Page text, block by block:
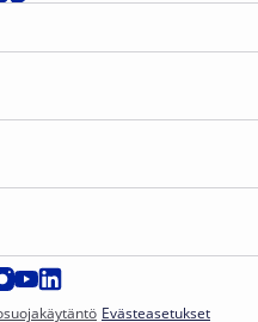
Evästeasetukset